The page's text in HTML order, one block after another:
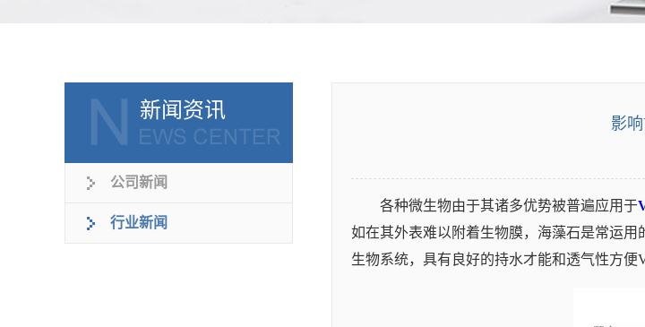
新闻资讯
公司新闻
行业新闻
影
各种微生物由于其诸多优势被普遍应用于
如在其外表难以附着生物膜，海藻石是常运
生物系统，具有良好的持水才能和透气性方便